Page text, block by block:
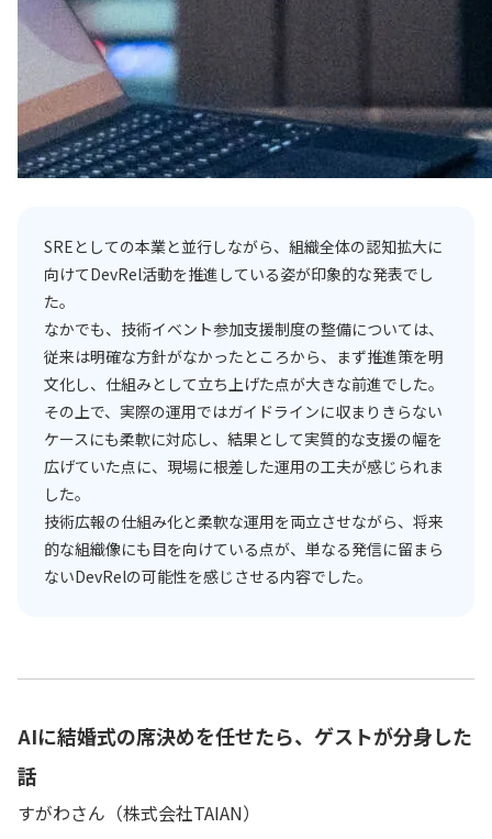
SREとしての本業と並行しながら、組織全体の認知拡大に
向けてDevRel活動を推進している姿が印象的な発表でし
た。
なかでも、技術イベント参加支援制度の整備については、
従来は明確な方針がなかったところから、まず推進策を明
文化し、仕組みとして立ち上げた点が大きな前進でした。
その上で、実際の運用ではガイドラインに収まりきらない
ケースにも柔軟に対応し、結果として実質的な支援の幅を
広げていた点に、現場に根差した運用の工夫が感じられま
した。
技術広報の仕組み化と柔軟な運用を両立させながら、将来
的な組織像にも目を向けている点が、単なる発信に留まら
ないDevRelの可能性を感じさせる内容でした。
AIに結婚式の席決めを任せたら、ゲストが分身した
話
すがわさん（株式会社TAIAN）